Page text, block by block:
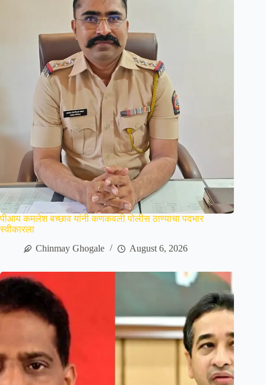
पीआय कमलेश बच्छाव यांनी कणकवली पोलीस ठाण्याचा पदभार
स्वीकारला
Chinmay Ghogale
August 6, 2026